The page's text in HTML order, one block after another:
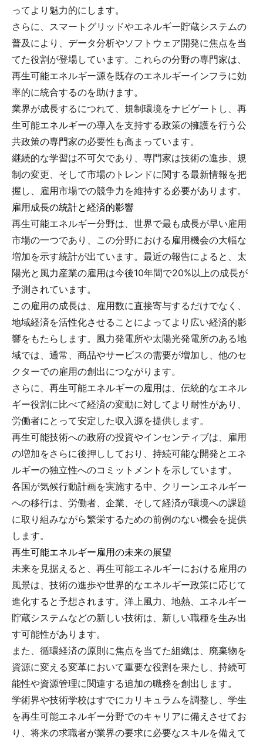
ってより魅力的にします。
さらに、スマートグリッドやエネルギー貯蔵システムの
普及により、データ分析やソフトウェア開発に焦点を当
てた役割が登場しています。これらの分野の専門家は、
再生可能エネルギー源を既存のエネルギーインフラに効
率的に統合するのを助けます。
業界が成長するにつれて、規制環境をナビゲートし、再
生可能エネルギーの導入を支持する政策の擁護を行う公
共政策の専門家の必要性も高まっています。
継続的な学習は不可欠であり、専門家は技術の進歩、規
制の変更、そして市場のトレンドに関する最新情報を把
握し、雇用市場での競争力を維持する必要があります。
雇用成長の統計と経済的影響
再生可能エネルギー分野は、世界で最も成長が早い雇用
市場の一つであり、この分野における雇用機会の大幅な
増加を示す統計が出ています。最近の報告によると、太
陽光と風力産業の雇用は今後10年間で20%以上の成長が
予測されています。
この雇用の成長は、雇用数に直接寄与するだけでなく、
地域経済を活性化させることによってより広い経済的影
響をもたらします。風力発電所や太陽光発電所のある地
域では、通常、商品やサービスの需要が増加し、他のセ
クターでの雇用の創出につながります。
さらに、再生可能エネルギーの雇用は、伝統的なエネル
ギー役割に比べて経済の変動に対してより耐性があり、
労働者にとって安定した収入源を提供します。
再生可能技術への政府の投資やインセンティブは、雇用
の増加をさらに後押ししており、持続可能な開発とエネ
ルギーの独立性へのコミットメントを示しています。
各国が気候行動計画を実施する中、クリーンエネルギー
への移行は、労働者、企業、そして経済が環境への課題
に取り組みながら繁栄するための前例のない機会を提供
します。
再生可能エネルギー雇用の未来の展望
未来を見据えると、再生可能エネルギーにおける雇用の
風景は、技術の進歩や世界的なエネルギー政策に応じて
進化すると予想されます。洋上風力、地熱、エネルギー
貯蔵システムなどの新しい技術は、新しい職種を生み出
す可能性があります。
また、循環経済の原則に焦点を当てた組織は、廃棄物を
資源に変える変革において重要な役割を果たし、持続可
能性や資源管理に関連する追加の職務を創出します。
学術界や技術学校はすでにカリキュラムを調整し、学生
を再生可能エネルギー分野でのキャリアに備えさせてお
り、将来の求職者が業界の要求に必要なスキルを備えて